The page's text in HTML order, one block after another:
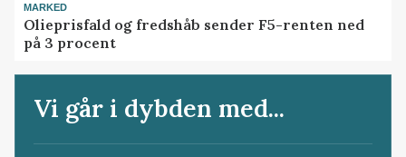
MARKED
Olieprisfald og fredshåb sender F5-renten ned
på 3 procent
Vi går i dybden med...